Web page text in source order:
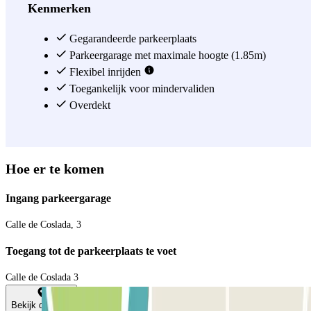
Kenmerken
Gegarandeerde parkeerplaats
Parkeergarage met maximale hoogte (1.85m)
Flexibel inrijden
Toegankelijk voor mindervaliden
Overdekt
Hoe er te komen
Ingang parkeergarage
Calle de Coslada, 3
Toegang tot de parkeerplaats te voet
Calle de Coslada 3
Bekijk de kaart